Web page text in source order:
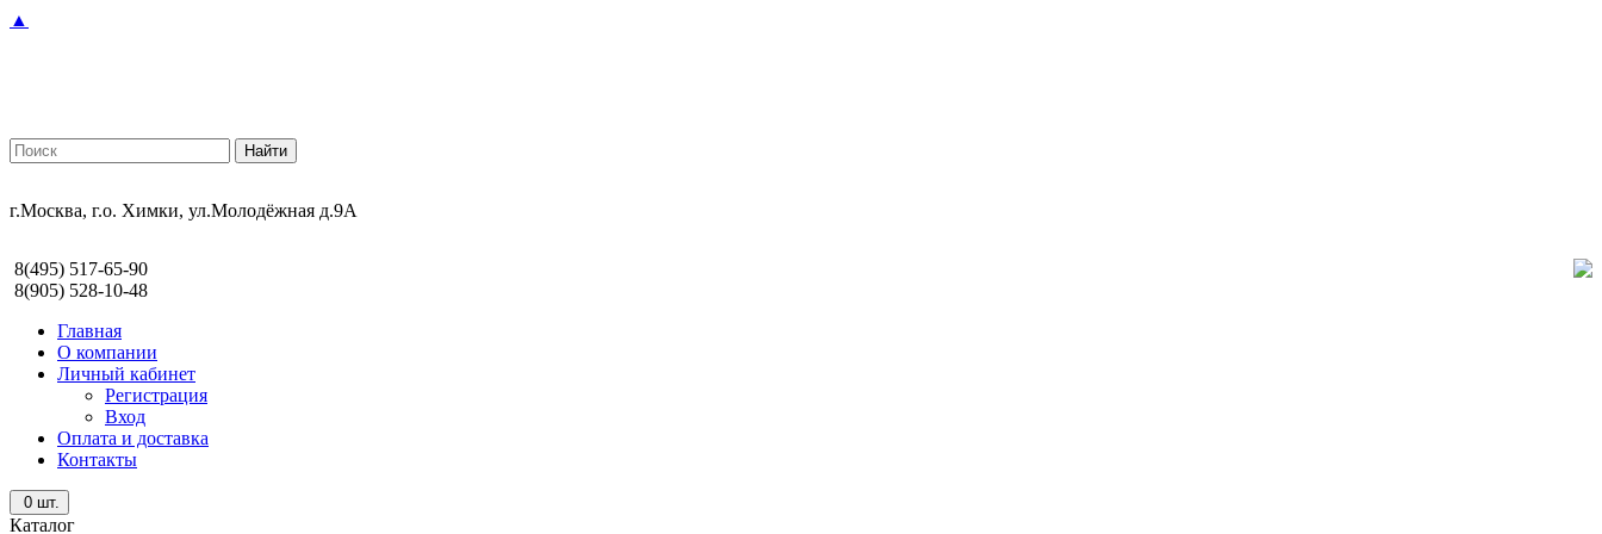
▲
г.Москва, г.о. Химки, ул.Молодёжная д.9А
8(495) 517-65-90
8(905) 528-10-48
Главная
О компании
Личный кабинет
Регистрация
Вход
Оплата и доставка
Контакты
0 шт.
Каталог